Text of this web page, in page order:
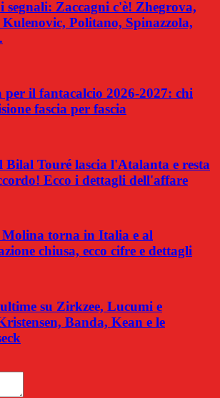
Zaccagni c'è! Zhegrova,
Politano, Spinazzola,
il fantacalcio 2026-2027: chi
fascia per fascia
Touré lascia l'Atalanta e resta
Ecco i dettagli dell'affare
torna in Italia e al
chiusa, ecco cifre e dettagli
su Zirkzee, Lucumi e
Banda, Kean e le